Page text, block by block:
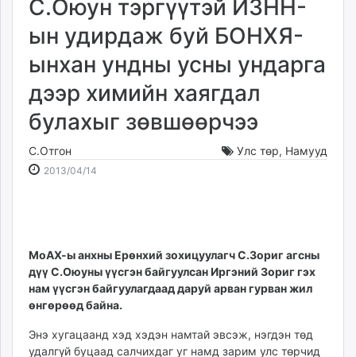
Нийслэлийн
dorgio.mn
Gogo.mn
caak.mn
news.mn
zindaa.mn
Baabar.mn
Livetv.mn
Eguur.mn
24tsag.mn
shuud.mn
eagle.mn
ergelt.mn
С.Оюун тэргүүтэй ИЗНН-
ын удирдаж буй БОНХЯ-
ынхан ундны усны ундарга
дээр химийн хаягдал
булахыг зөвшөөрчээ
С.Отгон Улс төр, Намууд
2013/04/14
МоАХ-ы анхны Ерөнхий зохицуулагч С.Зориг агсны
дүү С.Оюуны үүсгэн байгуулсан Иргэний Зориг гэх
нам үүсгэн байгуулагдаад даруй арван гурван жил
өнгөрөөд байна.
Энэ хугацаанд хэд хэдэн намтай эвсэж, нэгдэн төд
удалгүй буцаад салчихдаг уг намд зарим улс төрчид